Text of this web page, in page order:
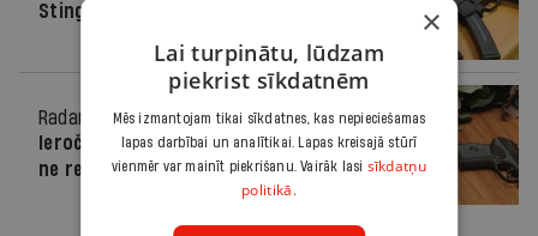
Stingrāk kontrolēs ieroču apriti
Radars
21.02.2011.
Ieroču īpašnieku veselību pārbauda
ne retāk kā pēc 5 gadiem
×
Lai turpinātu, lūdzam
piekrist sīkdatnēm
Mēs izmantojam tikai sīkdatnes, kas nepieciešamas
lapas darbībai un analītikai. Lapas kreisajā stūrī
vienmēr var mainīt piekrišanu. Vairāk lasi sīkdatņu
politikā.